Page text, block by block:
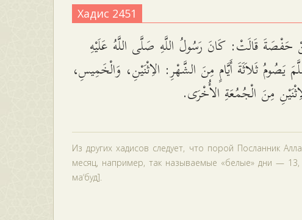
Хадис 2451
قَالَتْ: كَانَ رَسُولُ اللَّهِ صَلَّى اللَّهُ عَلَيْهِ
يَصُومُ ثَلاَثَةَ أَيَّامٍ مِنَ الشَّهْرِ: الاِثْنَيْنِ، وَالْخَمِيسِ،
مِنَ الْجُمُعَةِ الأُخْرَى.
Из других хадисов следует, что порой Посланник
месяц, например, так называемые «белые» дни — 13,
ма‘буд].